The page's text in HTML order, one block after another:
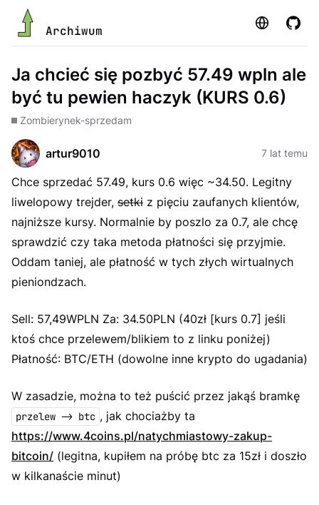
Archiwum Strona
Ja chcieć się pozbyć 57.49 wpln ale
być tu pewien haczyk (KURS 0.6)
Zombierynek-sprzedam
artur9010 7 lat temu
Chce sprzedać 57.49, kurs 0.6 więc ~34.50. Legitny
liwelopowy trejder, setki z pięciu zaufanych klientów,
najniższe kursy. Normalnie by poszlo za 0.7, ale chcę
sprawdzić czy taka metoda płatności się przyjmie.
Oddam taniej, ale płatność w tych złych wirtualnych
pieniondzach.
Sell: 57,49WPLN Za: 34.50PLN (40zł [kurs 0.7] jeśli
ktoś chce przelewem/blikiem to z linku poniżej)
Płatność: BTC/ETH (dowolne inne krypto do ugadania)
W zasadzie, można to też puścić przez jakąś bramkę
przelew -> btc , jak chociażby ta
https://www.4coins.pl/natychmiastowy-zakup-
bitcoin/ (legitna, kupiłem na próbę btc za 15zł i doszło
w kilkanaście minut)